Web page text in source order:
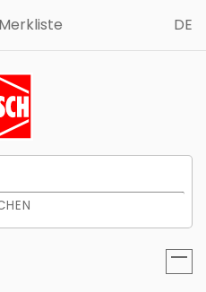
Merkliste DE